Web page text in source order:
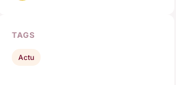
TAGS
Actu